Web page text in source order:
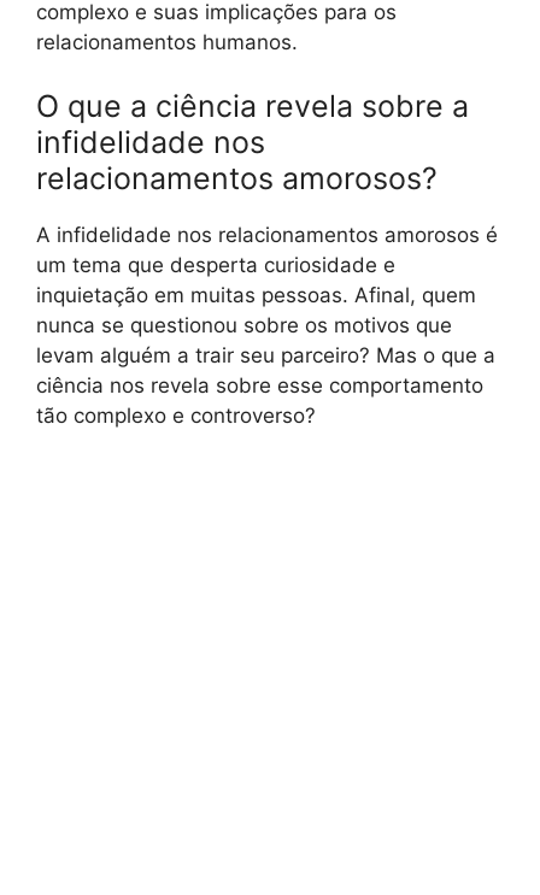
complexo e suas implicações para os
relacionamentos humanos.
O que a ciência revela sobre a
infidelidade nos
relacionamentos amorosos?
A infidelidade nos relacionamentos amorosos é
um tema que desperta curiosidade e
inquietação em muitas pessoas. Afinal, quem
nunca se questionou sobre os motivos que
levam alguém a trair seu parceiro? Mas o que a
ciência nos revela sobre esse comportamento
tão complexo e controverso?